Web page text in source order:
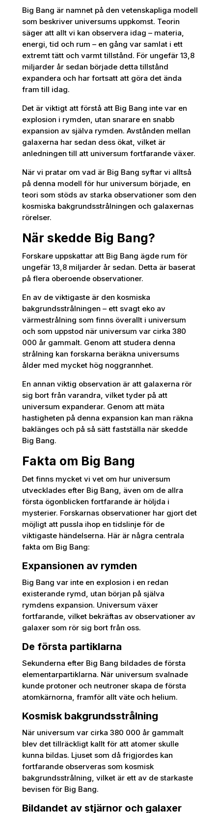
Big Bang är namnet på den vetenskapliga modell
som beskriver universums uppkomst. Teorin
säger att allt vi kan observera idag – materia,
energi, tid och rum – en gång var samlat i ett
extremt tätt och varmt tillstånd. För ungefär 13,8
miljarder år sedan började detta tillstånd
expandera och har fortsatt att göra det ända
fram till idag.
Det är viktigt att förstå att Big Bang inte var en
explosion i rymden, utan snarare en snabb
expansion av själva rymden. Avstånden mellan
galaxerna har sedan dess ökat, vilket är
anledningen till att universum fortfarande växer.
När vi pratar om vad är Big Bang syftar vi alltså
på denna modell för hur universum började, en
teori som stöds av starka observationer som den
kosmiska bakgrundsstrålningen och galaxernas
rörelser.
När skedde Big Bang?
Forskare uppskattar att Big Bang ägde rum för
ungefär 13,8 miljarder år sedan. Detta är baserat
på flera oberoende observationer.
En av de viktigaste är den kosmiska
bakgrundsstrålningen – ett svagt eko av
värmestrålning som finns överallt i universum
och som uppstod när universum var cirka 380
000 år gammalt. Genom att studera denna
strålning kan forskarna beräkna universums
ålder med mycket hög noggrannhet.
En annan viktig observation är att galaxerna rör
sig bort från varandra, vilket tyder på att
universum expanderar. Genom att mäta
hastigheten på denna expansion kan man räkna
baklänges och på så sätt fastställa när skedde
Big Bang.
Fakta om Big Bang
Det finns mycket vi vet om hur universum
utvecklades efter Big Bang, även om de allra
första ögonblicken fortfarande är höljda i
mysterier. Forskarnas observationer har gjort det
möjligt att pussla ihop en tidslinje för de
viktigaste händelserna. Här är några centrala
fakta om Big Bang:
Expansionen av rymden
Big Bang var inte en explosion i en redan
existerande rymd, utan början på själva
rymdens expansion. Universum växer
fortfarande, vilket bekräftas av observationer av
galaxer som rör sig bort från oss.
De första partiklarna
Sekunderna efter Big Bang bildades de första
elementarpartiklarna. När universum svalnade
kunde protoner och neutroner skapa de första
atomkärnorna, framför allt väte och helium.
Kosmisk bakgrundsstrålning
När universum var cirka 380 000 år gammalt
blev det tillräckligt kallt för att atomer skulle
kunna bildas. Ljuset som då frigjordes kan
fortfarande observeras som kosmisk
bakgrundsstrålning, vilket är ett av de starkaste
bevisen för Big Bang.
Bildandet av stjärnor och galaxer